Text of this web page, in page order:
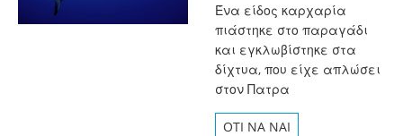
Ένα είδος καρχαρία
πιάστηκε στο παραγάδι
και εγκλωβίστηκε στα
δίχτυα, που είχε απλώσει
στον Πατρα
OTI NA NAI